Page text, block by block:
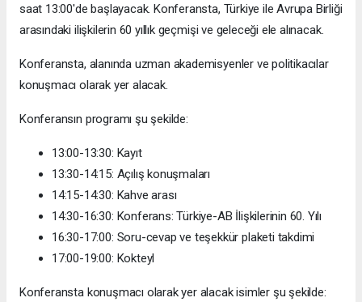
saat 13:00'de başlayacak. Konferansta, Türkiye ile Avrupa Birliği
arasındaki ilişkilerin 60 yıllık geçmişi ve geleceği ele alınacak.
Konferansta, alanında uzman akademisyenler ve politikacılar
konuşmacı olarak yer alacak.
Konferansın programı şu şekilde:
13:00-13:30: Kayıt
13:30-14:15: Açılış konuşmaları
14:15-14:30: Kahve arası
14:30-16:30: Konferans: Türkiye-AB İlişkilerinin 60. Yılı
16:30-17:00: Soru-cevap ve teşekkür plaketi takdimi
17:00-19:00: Kokteyl
Konferansta konuşmacı olarak yer alacak isimler şu şekilde: